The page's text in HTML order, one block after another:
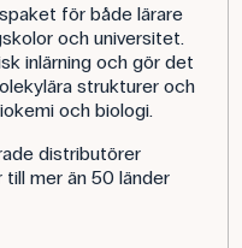
för både lärare
och universitet.
inlärning och gör det
strukturer och
och biologi.
distributörer
mer än 50 länder